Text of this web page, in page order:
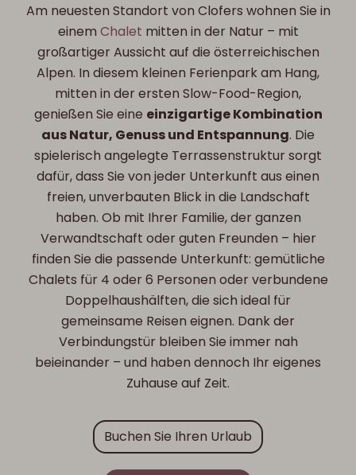
Am neuesten Standort von Clofers wohnen Sie in
einem Chalet mitten in der Natur – mit
großartiger Aussicht auf die österreichischen
Alpen. In diesem kleinen Ferienpark am Hang,
mitten in der ersten Slow-Food-Region,
genießen Sie eine einzigartige Kombination
aus Natur, Genuss und Entspannung. Die
spielerisch angelegte Terrassenstruktur sorgt
dafür, dass Sie von jeder Unterkunft aus einen
freien, unverbauten Blick in die Landschaft
haben. Ob mit Ihrer Familie, der ganzen
Verwandtschaft oder guten Freunden – hier
finden Sie die passende Unterkunft: gemütliche
Chalets für 4 oder 6 Personen oder verbundene
Doppelhaushälften, die sich ideal für
gemeinsame Reisen eignen. Dank der
Verbindungstür bleiben Sie immer nah
beieinander – und haben dennoch Ihr eigenes
Zuhause auf Zeit.
Buchen Sie Ihren Urlaub